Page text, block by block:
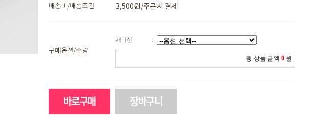
배송비/배송조건 3,500원/주문시 결제
구매옵션/수량
개미산 :
총 상품 금액 0 원